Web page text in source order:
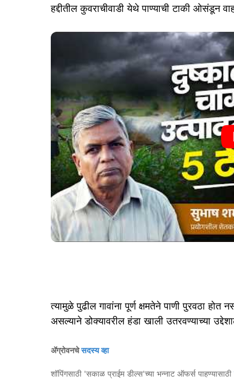
हद्दीतील कुवराचीवाडी येथे पाण्याची टाकी ओसंडून
त्यामुळे पुढील गावांना पूर्ण क्षमतेने पाणी पुरवठा होत
असल्याने डोक्यावरील हंडा खाली उतरवण्याच्या
ॲग्रोवनचेसदस्य व्हा
शॉपिंगसाठी 'सकाळ प्राईम डील्स'च्या भन्नाट ऑफर्स पाहण्यासाठी